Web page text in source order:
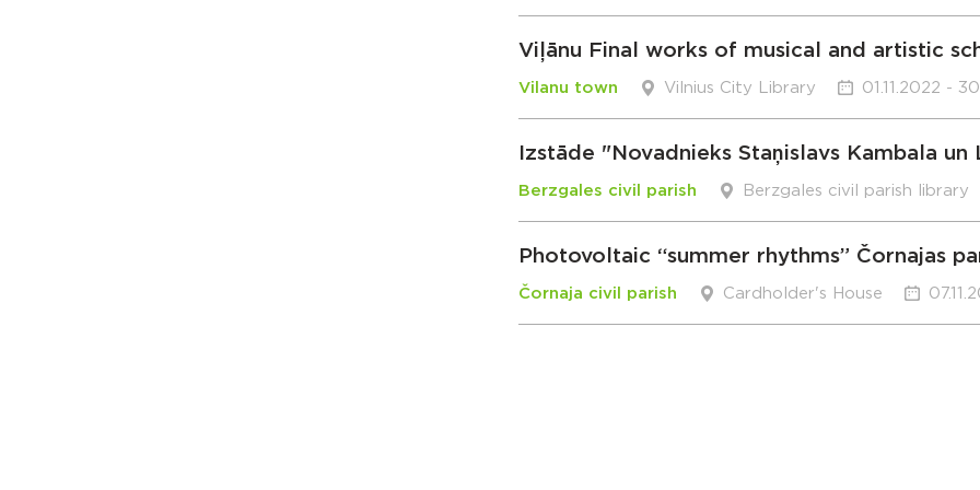
Viļānu Final works of musical and artistic
Vilanu town Vilnius City Library 01.11.2022 -
Izstāde "Novadnieks Staņislavs Kambala
Berzgales civil parish Berzgales civil parish library
Photovoltaic “summer rhythms” Čornajas
Čornaja civil parish Cardholder's House